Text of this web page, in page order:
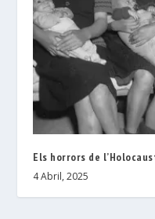
Els horrors de
4 Abril, 2025